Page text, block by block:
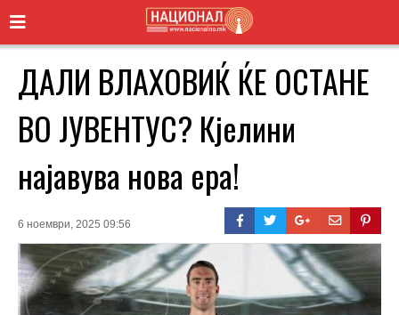
ДАЛИ ВЛАХОВИЌ ЌЕ ОСТАНЕ
ВО ЈУВЕНТУС? Кјелини
најавува нова ера!
6 ноември, 2025 09:56